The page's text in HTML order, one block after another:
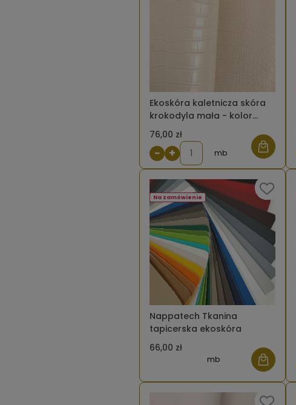
Ekoskóra kaletnicza skóra
krokodyla mała - kolor
beżowy
76,00 zł
− + mb
Nappatech Tkanina
tapicerska ekoskóra
66,00 zł
Na zamówienie
mb